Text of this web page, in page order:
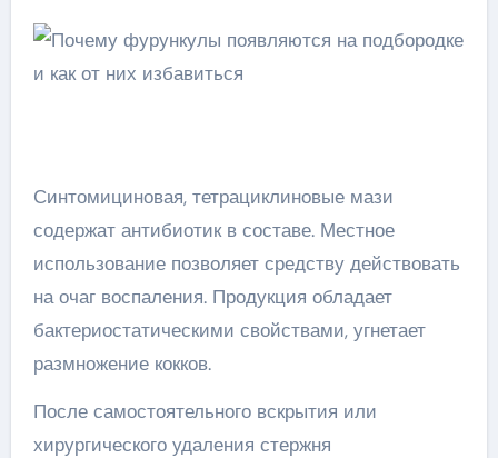
Синтомициновая, тетрациклиновые мази
содержат антибиотик в составе. Местное
использование позволяет средству действовать
на очаг воспаления. Продукция обладает
бактериостатическими свойствами, угнетает
размножение кокков.
После самостоятельного вскрытия или
хирургического удаления стержня